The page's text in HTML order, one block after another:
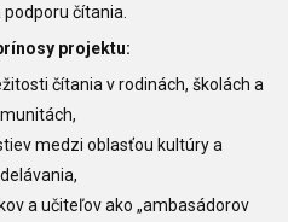
čítania.
projektu:
čítania v rodinách, školách a
medzi oblasťou kultúry a
a učiteľov ako „ambasádorov